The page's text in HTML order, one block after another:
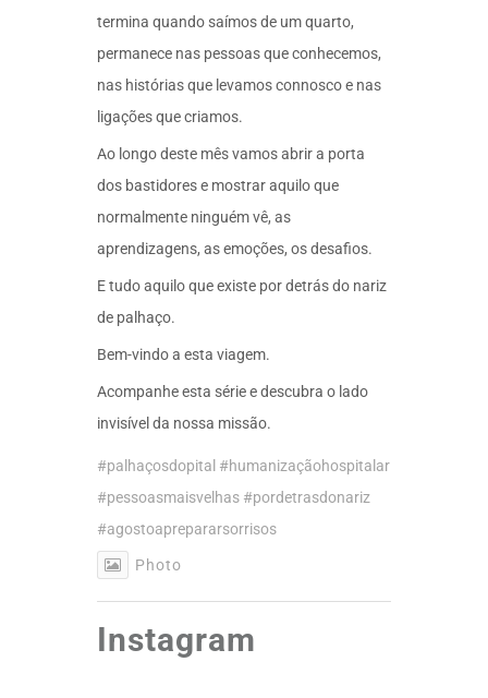
termina quando saímos de um quarto,
permanece nas pessoas que conhecemos,
nas histórias que levamos connosco e nas
ligações que criamos.
Ao longo deste mês vamos abrir a porta
dos bastidores e mostrar aquilo que
normalmente ninguém vê, as
aprendizagens, as emoções, os desafios.
E tudo aquilo que existe por detrás do nariz
de palhaço.
Bem-vindo a esta viagem.
Acompanhe esta série e descubra o lado
invisível da nossa missão.
#palhaçosdopital #humanizaçãohospitalar
#pessoasmaisvelhas #pordetrasdonariz
#agostoaprepararsorrisos
Photo
Instagram